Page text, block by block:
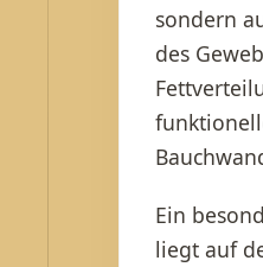
sondern
des
Ein
liegt auf